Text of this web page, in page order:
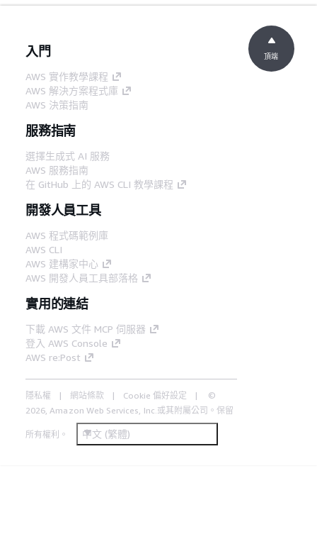
入門
AWS 實作教學課程
AWS 解決方案程式庫
AWS 決策指南
服務指南
選擇生成式 AI 服務
AWS 服務指南
在 GitHub 上的 AWS CLI 教學課程
開發人員工具
AWS 程式碼範例庫
AWS CLI
AWS 建構家中心
AWS 開發人員工具部落格
實用的連結
下載 AWS 文件 MCP 伺服器
登入 AWS Console
AWS re:Post
隱私權 網站條款 Cookie 偏好設定
©
2026, Amazon Web Services, Inc.或其附屬公司。保留
所有權利。 中文 (繁體)
頂端